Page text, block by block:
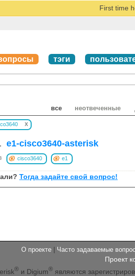
First time
тэги
все неотвеченные
x
e1-cisco3640-asterisk
cisco3640 e1
Тогда задайте свой вопрос!
О проекте | Часто задаваемые
Проект
®и Digium®являются